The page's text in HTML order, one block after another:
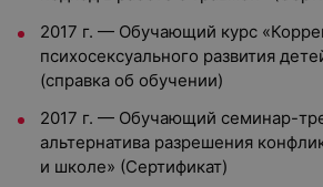
2017 г. — Обучающий курс
психосексуального развития
(справка об обучении)
2017 г. — Обучающий семинар-
альтернатива разрешения
и школе» (Сертификат)